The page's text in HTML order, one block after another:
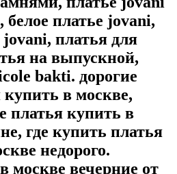
платье jovani,
платья для
на выпускной,
bakti. дорогие
купить в москве,
платья купить в
где купить платья
недорого.
москве вечерние от